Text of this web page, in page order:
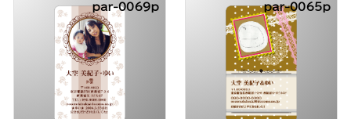
par-0069p par-0065p